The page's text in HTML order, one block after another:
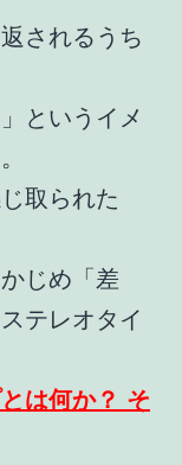
されるうち
というイメ
取られた
じめ「差
テレオタイ
は何か？ そ